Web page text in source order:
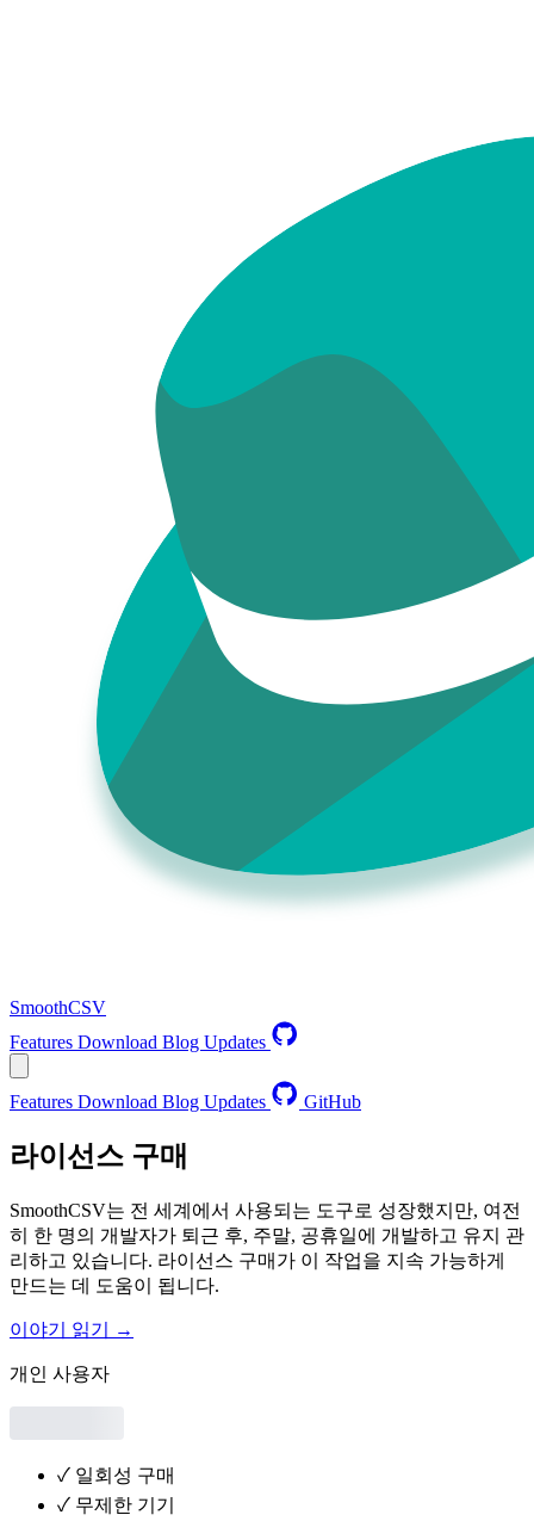
SmoothCSV
Features Download Blog Updates
Features Download Blog Updates GitHub
라이선스 구매
SmoothCSV는 전 세계에서 사용되는 도구로 성장했지만, 여전
히 한 명의 개발자가 퇴근 후, 주말, 공휴일에 개발하고 유지 관
리하고 있습니다. 라이선스 구매가 이 작업을 지속 가능하게
만드는 데 도움이 됩니다.
이야기 읽기 →
개인 사용자
✓ 일회성 구매
✓ 무제한 기기